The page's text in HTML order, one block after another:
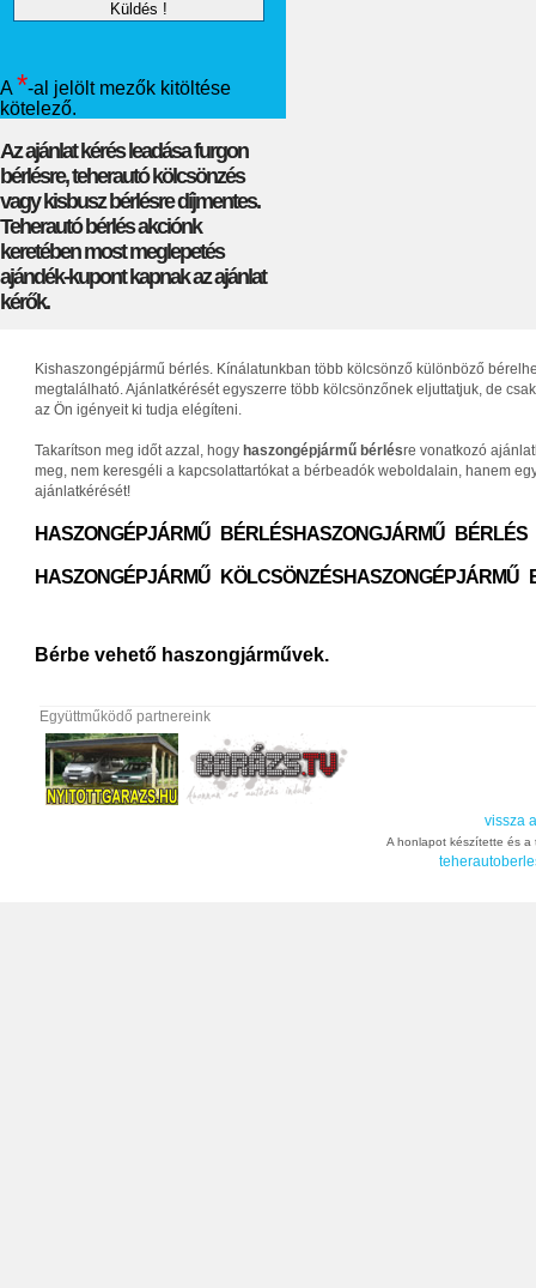
A *-al jelölt mezők kitöltése
kötelező.
Az ajánlat kérés leadása furgon
bérlésre, teherautó kölcsönzés
vagy kisbusz bérlésre díjmentes.
Teherautó bérlés akciónk
keretében most meglepetés
ajándék-kupont kapnak az ajánlat
kérők.
Kishaszongépjármű bérlés. Kínálatunkban több kölcsönző különböző
megtalálható. Ajánlatkérését egyszerre több kölcsönzőnek eljuttatjuk, de
az Ön igényeit ki tudja elégíteni.
Takarítson meg időt azzal, hogy haszongépjármű bérlésre vonatkozó
meg, nem keresgéli a kapcsolattartókat a bérbeadók weboldalain, hanem
ajánlatkérését!
HASZONGÉPJÁRMŰ BÉRLÉSHASZONGJÁRMŰ BÉRLÉS
HASZONGÉPJÁRMŰ KÖLCSÖNZÉSHASZONGÉPJÁRMŰ
Bérbe vehető haszongjárművek.
Együttműködő partnereink
vissza
A honlapot készítette és